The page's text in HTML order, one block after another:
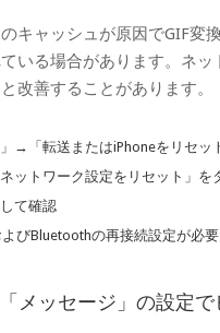
キャッシュが原因でGIF変
いる場合があります。ネッ
改善することがあります。
→「転送またはiPhoneをリセッ
ットワーク設定をリセット」を
て確認
びBluetoothの再接続設定が必要
メッセージ」の設定で